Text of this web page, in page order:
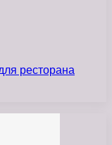
ресторана